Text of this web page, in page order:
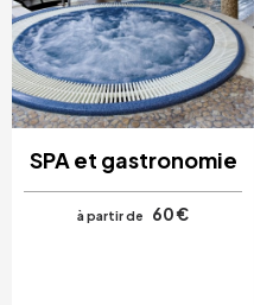
SPA et gastronomie
à partir de 60 €